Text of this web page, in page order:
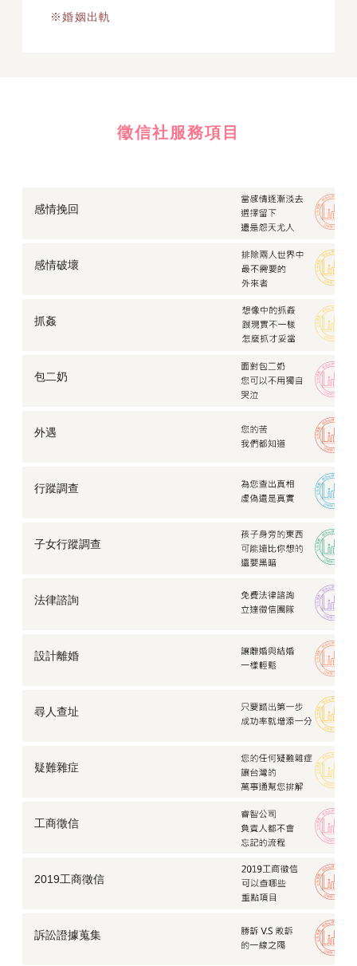
※婚姻出軌
徵信社服務項目
感情挽回
感情破壞
抓姦
包二奶
外遇
行蹤調查
子女行蹤調查
法律諮詢
設計離婚
尋人查址
疑難雜症
工商徵信
2019工商徵信
訴訟證據蒐集